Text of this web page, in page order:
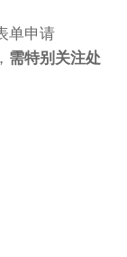
单申请
需特别 关注处